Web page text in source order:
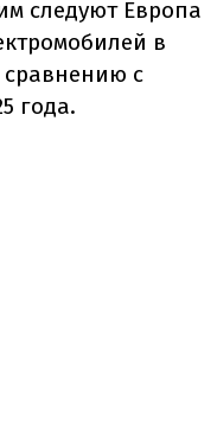
следуют Европа
в
сравнению с
года.